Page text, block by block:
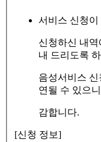
서비스 신청
신청하신 내
내 드리도록
음성서비스 신
연될 수 있으
감합니다.
[신청 정보]